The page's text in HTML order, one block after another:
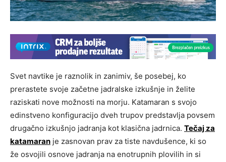
Svet navtike je raznolik in zanimiv, še posebej, ko
prerastete svoje začetne jadralske izkušnje in želite
raziskati nove možnosti na morju. Katamaran s svojo
edinstveno konfiguracijo dveh trupov predstavlja povsem
drugačno izkušnjo jadranja kot klasična jadrnica. Tečaj za
katamaran je zasnovan prav za tiste navdušence, ki so
že osvojili osnove jadranja na enotrupnih plovilih in si